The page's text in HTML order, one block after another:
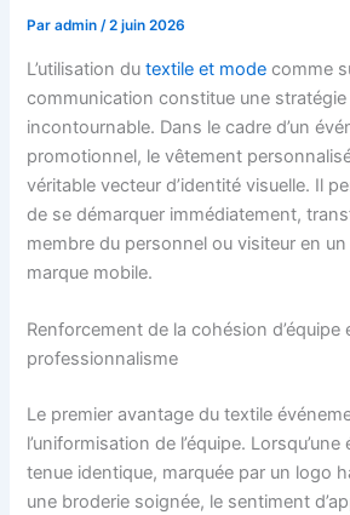
Paradmin/2 juin 2026
L’utilisation dutextile et mode comme
communication constitue une
incontournable. Dans le cadre d’un
promotionnel, le vêtement
véritable vecteur d’identité visuelle. Il
de se démarquer immédiatement,
membre du personnel ou visiteur en
marque mobile.
Renforcement de la cohésion d’équipe
professionnalisme
Le premier avantage du textile
l’uniformisation de l’équipe.
tenue identique, marquée par un logo
une broderie soignée, le sentiment